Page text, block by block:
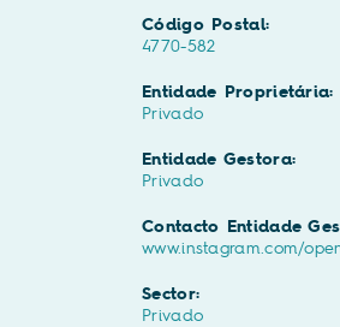
Código Postal:
4770-582
Entidade Proprietária:
Privado
Entidade Gestora:
Privado
Contacto Entidade
www.instagram.com/
Sector:
Privado